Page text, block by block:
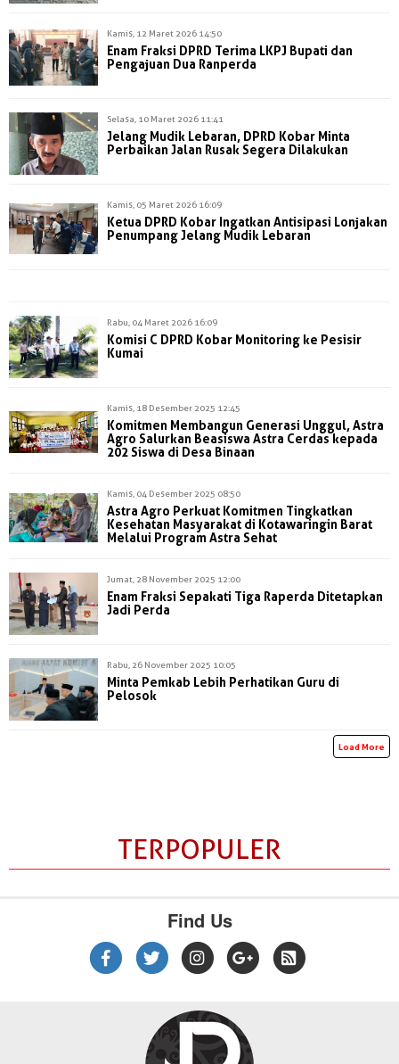
Kamis, 12 Maret 2026 14:50
Enam Fraksi DPRD Terima LKPJ Bupati dan
Pengajuan Dua Ranperda
Selasa, 10 Maret 2026 11:41
Jelang Mudik Lebaran, DPRD Kobar Minta
Perbaikan Jalan Rusak Segera Dilakukan
Kamis, 05 Maret 2026 16:09
Ketua DPRD Kobar Ingatkan Antisipasi Lonjakan
Penumpang Jelang Mudik Lebaran
Rabu, 04 Maret 2026 16:09
Komisi C DPRD Kobar Monitoring ke Pesisir
Kumai
Kamis, 18 Desember 2025 12:45
Komitmen Membangun Generasi Unggul, Astra
Agro Salurkan Beasiswa Astra Cerdas kepada
202 Siswa di Desa Binaan
Kamis, 04 Desember 2025 08:50
Astra Agro Perkuat Komitmen Tingkatkan
Kesehatan Masyarakat di Kotawaringin Barat
Melalui Program Astra Sehat
Jumat, 28 November 2025 12:00
Enam Fraksi Sepakati Tiga Raperda Ditetapkan
Jadi Perda
Rabu, 26 November 2025 10:05
Minta Pemkab Lebih Perhatikan Guru di
Pelosok
Load More
TERPOPULER
Find Us